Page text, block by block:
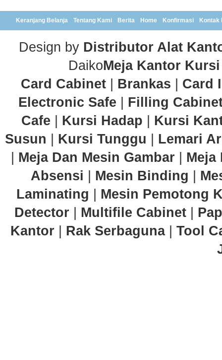
Keranjang Belanja Tentang Kami Berita Home Konfirmasi Kontak
Design by Distributor Alat
DaikoMeja Kantor
Card Cabinet
Brankas
Card
Electronic Safe
Filling
Cafe
Kursi Hadap
Kursi
Susun
Kursi Tunggu
Lemari
Meja Dan Mesin Gambar
Meja
Absensi
Mesin Binding
Laminating
Mesin Pemotong
Detector
Multifile Cabinet|
Kantor
Rak Serbaguna| Tool